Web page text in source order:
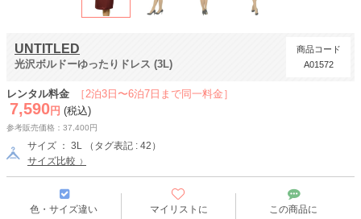
UNTITLED
光沢ボルドーゆったりドレス (3L)
商品コード
A01572
［2泊3日〜6泊7日まで同一料金］
レンタル料金
7,590 円 (税込)
参考販売価格：37,400円
サイズ ： 3L （タグ表記 : 42）
サイズ比較
色・サイズ違い
マイリストに
この商品に